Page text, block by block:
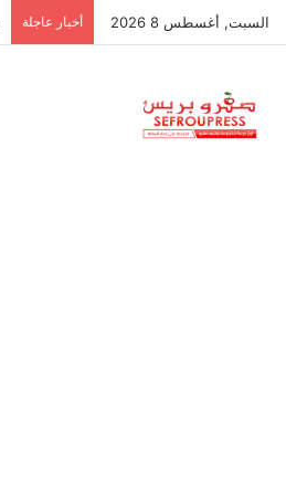
السبت, أغسطس 8 2026 أخبار عاجلة